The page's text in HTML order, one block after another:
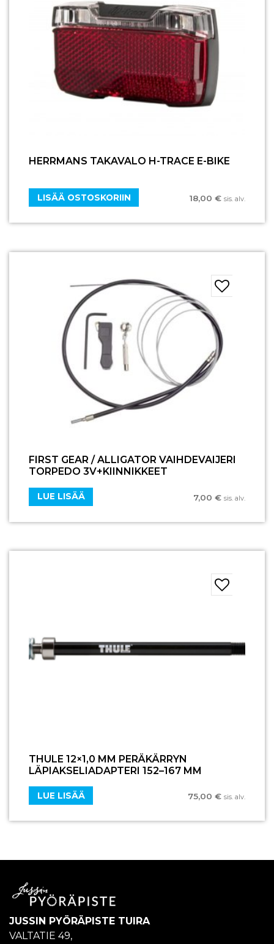
HERRMANS TAKAVALO H-TRACE E-BIKE
18,00 € sis. alv.
LISÄÄ OSTOSKORIIN
FIRST GEAR / ALLIGATOR VAIHDEVAIJERI
TORPEDO 3V+KIINNIKKEET
7,00 € sis. alv.
LUE LISÄÄ
THULE 12×1,0 MM PERÄKÄRRYN
LÄPIAKSELIADAPTERI 152–167 MM
75,00 € sis. alv.
LUE LISÄÄ
JUSSIN PYÖRÄPISTE TUIRA
VALTATIE 49,